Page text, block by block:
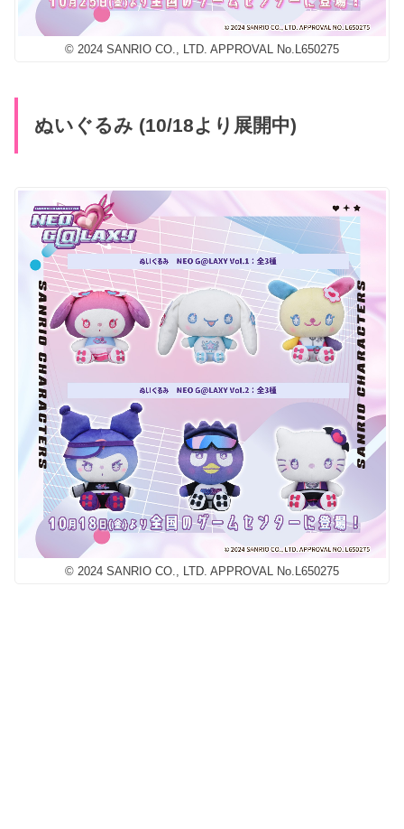
© 2024 SANRIO CO., LTD. APPROVAL No.L650275
ぬいぐるみ (10/18より展開中)
© 2024 SANRIO CO., LTD. APPROVAL No.L650275